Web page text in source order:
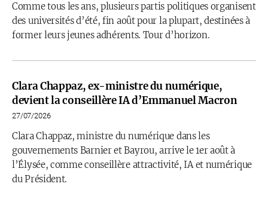
Comme tous les ans, plusieurs partis politiques organisent
des universités d’été, fin août pour la plupart, destinées à
former leurs jeunes adhérents. Tour d’horizon.
Clara Chappaz, ex-ministre du numérique,
devient la conseillère IA d’Emmanuel Macron
27/07/2026
Clara Chappaz, ministre du numérique dans les
gouvernements Barnier et Bayrou, arrive le 1er août à
l’Élysée, comme conseillère attractivité, IA et numérique
du Président.